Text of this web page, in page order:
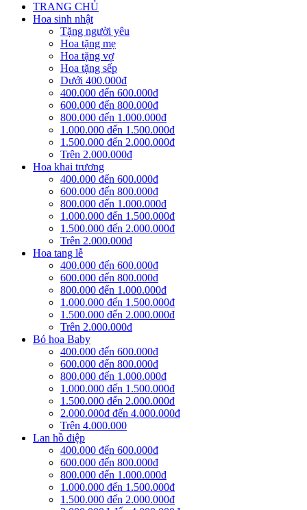
TRANG CHỦ
Hoa sinh nhật
Tặng người yêu
Hoa tặng mẹ
Hoa tặng vợ
Hoa tặng sếp
Dưới 400.000đ
400.000 đến 600.000đ
600.000 đến 800.000đ
800.000 đến 1.000.000đ
1.000.000 đến 1.500.000đ
1.500.000 đến 2.000.000đ
Trên 2.000.000đ
Hoa khai trương
400.000 đến 600.000đ
600.000 đến 800.000đ
800.000 đến 1.000.000đ
1.000.000 đến 1.500.000đ
1.500.000 đến 2.000.000đ
Trên 2.000.000đ
Hoa tang lễ
400.000 đến 600.000đ
600.000 đến 800.000đ
800.000 đến 1.000.000đ
1.000.000 đến 1.500.000đ
1.500.000 đến 2.000.000đ
Trên 2.000.000đ
Bó hoa Baby
400.000 đến 600.000đ
600.000 đến 800.000đ
800.000 đến 1.000.000đ
1.000.000 đến 1.500.000đ
1.500.000 đến 2.000.000đ
2.000.000đ đến 4.000.000đ
Trên 4.000.000
Lan hồ điệp
400.000 đến 600.000đ
600.000 đến 800.000đ
800.000 đến 1.000.000đ
1.000.000 đến 1.500.000đ
1.500.000 đến 2.000.000đ